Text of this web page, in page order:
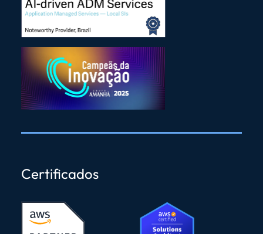
Certificados